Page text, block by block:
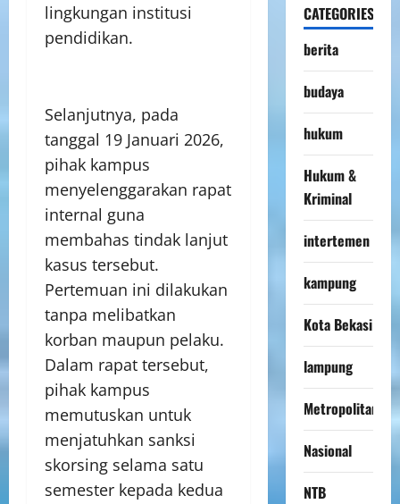
lingkungan institusi
pendidikan.
Selanjutnya, pada
tanggal 19 Januari 2026,
pihak kampus
menyelenggarakan rapat
internal guna
membahas tindak lanjut
kasus tersebut.
Pertemuan ini dilakukan
tanpa melibatkan
korban maupun pelaku.
Dalam rapat tersebut,
pihak kampus
memutuskan untuk
menjatuhkan sanksi
skorsing selama satu
semester kepada kedua
CATEGORIES
berita
budaya
hukum
Hukum &
Kriminal
intertemen
kampung
Kota Bekasi
lampung
Metropolitan
Nasional
NTB